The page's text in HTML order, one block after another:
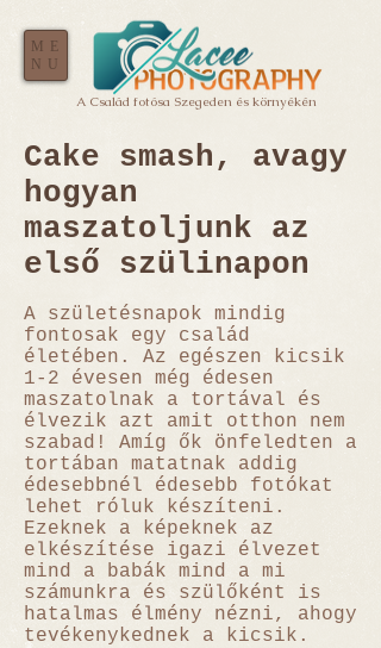
A Család fotósa Szegeden és környékén
ME
NU
Cake smash, avagy
hogyan
maszatoljunk az
első szülinapon
A születésnapok mindig
fontosak egy család
életében. Az egészen kicsik
1-2 évesen még édesen
maszatolnak a tortával és
élvezik azt amit otthon nem
szabad! Amíg ők önfeledten a
tortában matatnak addig
édesebbnél édesebb fotókat
lehet róluk készíteni.
Ezeknek a képeknek az
elkészítése igazi élvezet
mind a babák mind a mi
számunkra és szülőként is
hatalmas élmény nézni, ahogy
tevékenykednek a kicsik.